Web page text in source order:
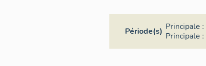
Période(s) Principale :
Principale :